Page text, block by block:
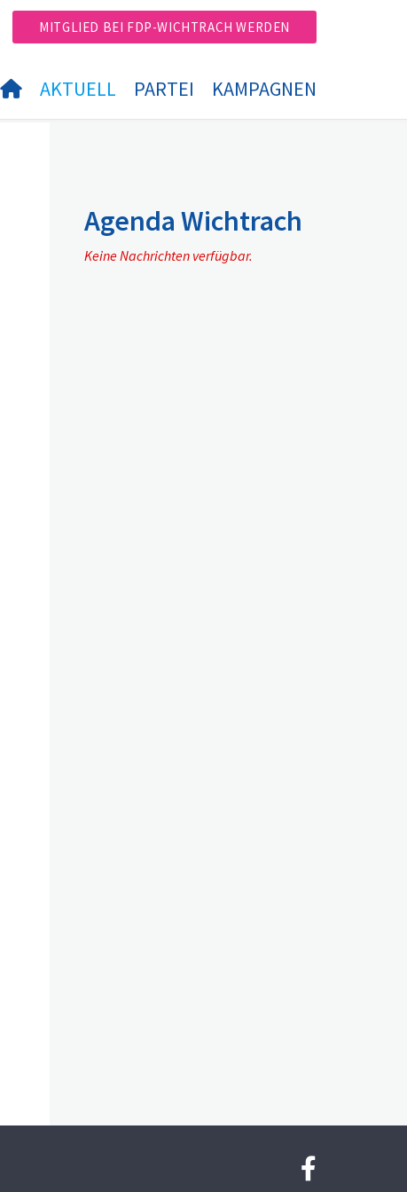
MITGLIED BEI FDP-WICHTRACH WERDEN
AKTUELL PARTEI KAMPAGNEN
Agenda Wichtrach
Keine Nachrichten verfügbar.